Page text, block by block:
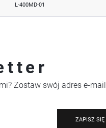
L-400MD-01
Zostaw swój adres e-mail
ZAPISZ SIĘ